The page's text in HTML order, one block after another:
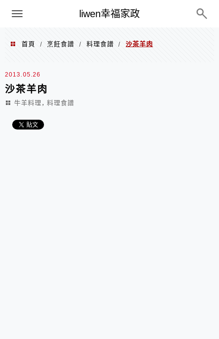
liwen幸福家政
menu
首頁 / 烹飪食譜 / 料理食譜 / 沙茶羊肉
2013.05.26
沙茶羊肉
牛羊料理 , 料理食譜